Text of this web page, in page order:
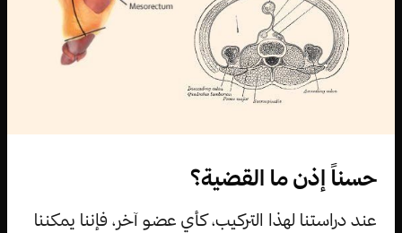
حسناً إذن ما القضية؟
عند دراستنا لهذا التركيب، كأي عضو آخر، فإننا يمكننا